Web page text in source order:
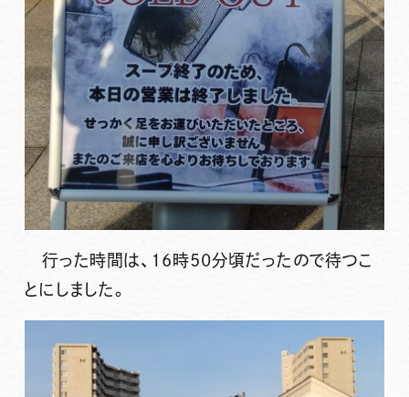
行った時間は、16時50分頃だったので待つこ
とにしました。